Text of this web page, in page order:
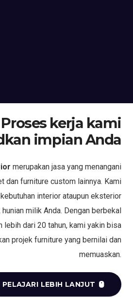
Proses kerja kami
impian Anda
merupakan jasa yang menangani
dan furniture custom lainnya. Kami
interior ataupun eksterior
hunian milik Anda. Dengan berbekal
lebih dari 20 tahun, kami yakin bisa
projek furniture yang bernilai dan
memuaskan.
PELAJARI LEBIH LANJUT